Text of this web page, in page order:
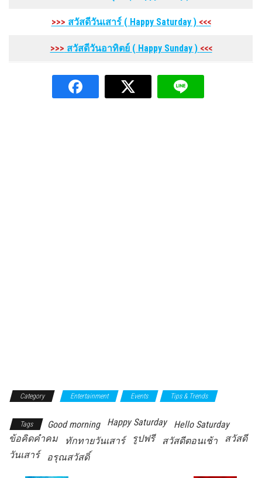
>>> สวัสดีวันเสาร์ ( Happy Saturday) <<<
>>> สวัสดีวันอาทิตย์ ( Happy Sunday) <<<
Category Entertainment Events Tips & Trends
Tags Good morning Happy Saturday
Hello Saturday
ข้อคิดคำคม
ทักทายวันเสาร์ รูปฟรี สวัสดีตอนเช้า
สวัสดี
วันเสาร์
อรุณสวัสดิ์